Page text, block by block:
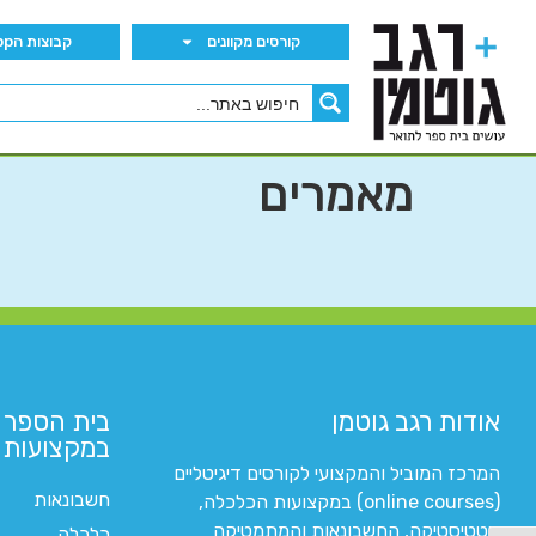
קורסים מקוונים קבוצות הWhatsApp
מאמרים
אודות רגב גוטמן
המרכז המוביל והמקצועי לקורסים דיגיטליים
(online courses) במקצועות הכלכלה,
סטטיסטיקה, החשבונאות והמתמטיקה
בית
במקצועות
חשבונאות